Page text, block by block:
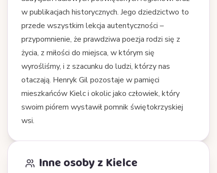
w publikacjach historycznych. Jego dziedzictwo to
przede wszystkim lekcja autentyczności –
przypomnienie, że prawdziwa poezja rodzi się z
życia, z miłości do miejsca, w którym się
wyrośliśmy, i z szacunku do ludzi, którzy nas
otaczają. Henryk Gil pozostaje w pamięci
mieszkańców Kielc i okolic jako człowiek, który
swoim piórem wystawił pomnik świętokrzyskiej
wsi.
Inne osoby z Kielce